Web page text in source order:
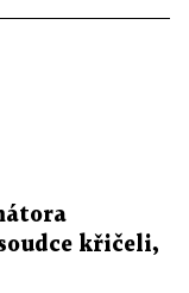
křičeli,